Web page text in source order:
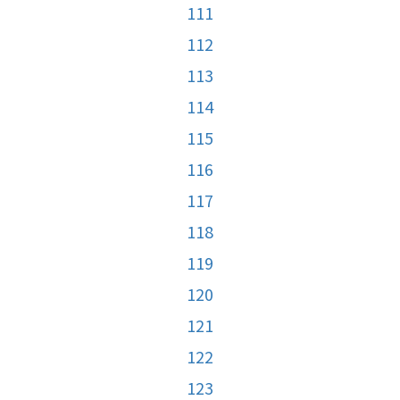
111
112
113
114
115
116
117
118
119
120
121
122
123